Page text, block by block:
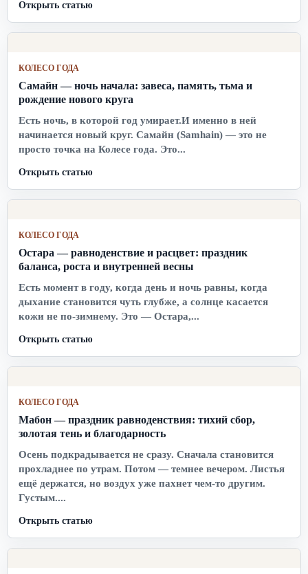
Открыть статью
КОЛЕСО ГОДА
Самайн — ночь начала: завеса, память, тьма и
рождение нового круга
Есть ночь, в которой год умирает.И именно в ней
начинается новый круг. Самайн (Samhain) — это не
просто точка на Колесе года. Это...
Открыть статью
КОЛЕСО ГОДА
Остара — равноденствие и расцвет: праздник
баланса, роста и внутренней весны
Есть момент в году, когда день и ночь равны, когда
дыхание становится чуть глубже, а солнце касается
кожи не по-зимнему. Это — Остара,...
Открыть статью
КОЛЕСО ГОДА
Мабон — праздник равноденствия: тихий сбор,
золотая тень и благодарность
Осень подкрадывается не сразу. Сначала становится
прохладнее по утрам. Потом — темнее вечером. Листья
ещё держатся, но воздух уже пахнет чем-то другим.
Густым....
Открыть статью